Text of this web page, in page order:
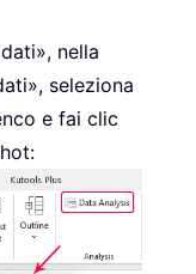
nella
seleziona
e fai clic